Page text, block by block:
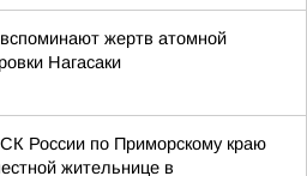
жертв атомной
Нагасаки
России по Приморскому краю
жительнице в